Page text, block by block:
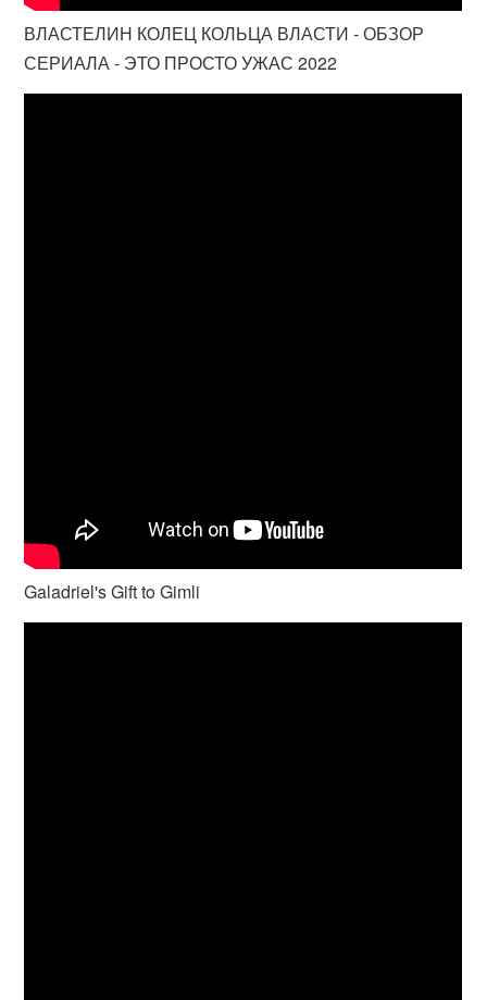
ВЛАСТЕЛИН КОЛЕЦ КОЛЬЦА ВЛАСТИ - ОБЗОР
СЕРИАЛА - ЭТО ПРОСТО УЖАС 2022
Galadriel's Gift to Gimli